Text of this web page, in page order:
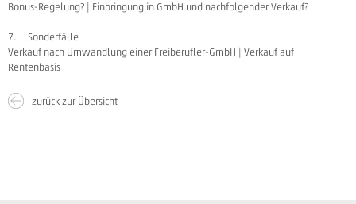
Bonus-Regelung? | Einbringung in GmbH und nachfolgender Verkauf?
7. Sonderfälle
Verkauf nach Umwandlung einer Freiberufler-GmbH | Verkauf auf
Rentenbasis
zurück zur Übersicht